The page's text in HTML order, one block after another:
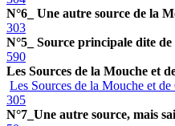
N°6_ Une autre source de la
303
N°5_ Source principale dite
590
Les Sources de la Mouche et
Les Sources de la Mouche et de
305
N°7_Une autre source, mais